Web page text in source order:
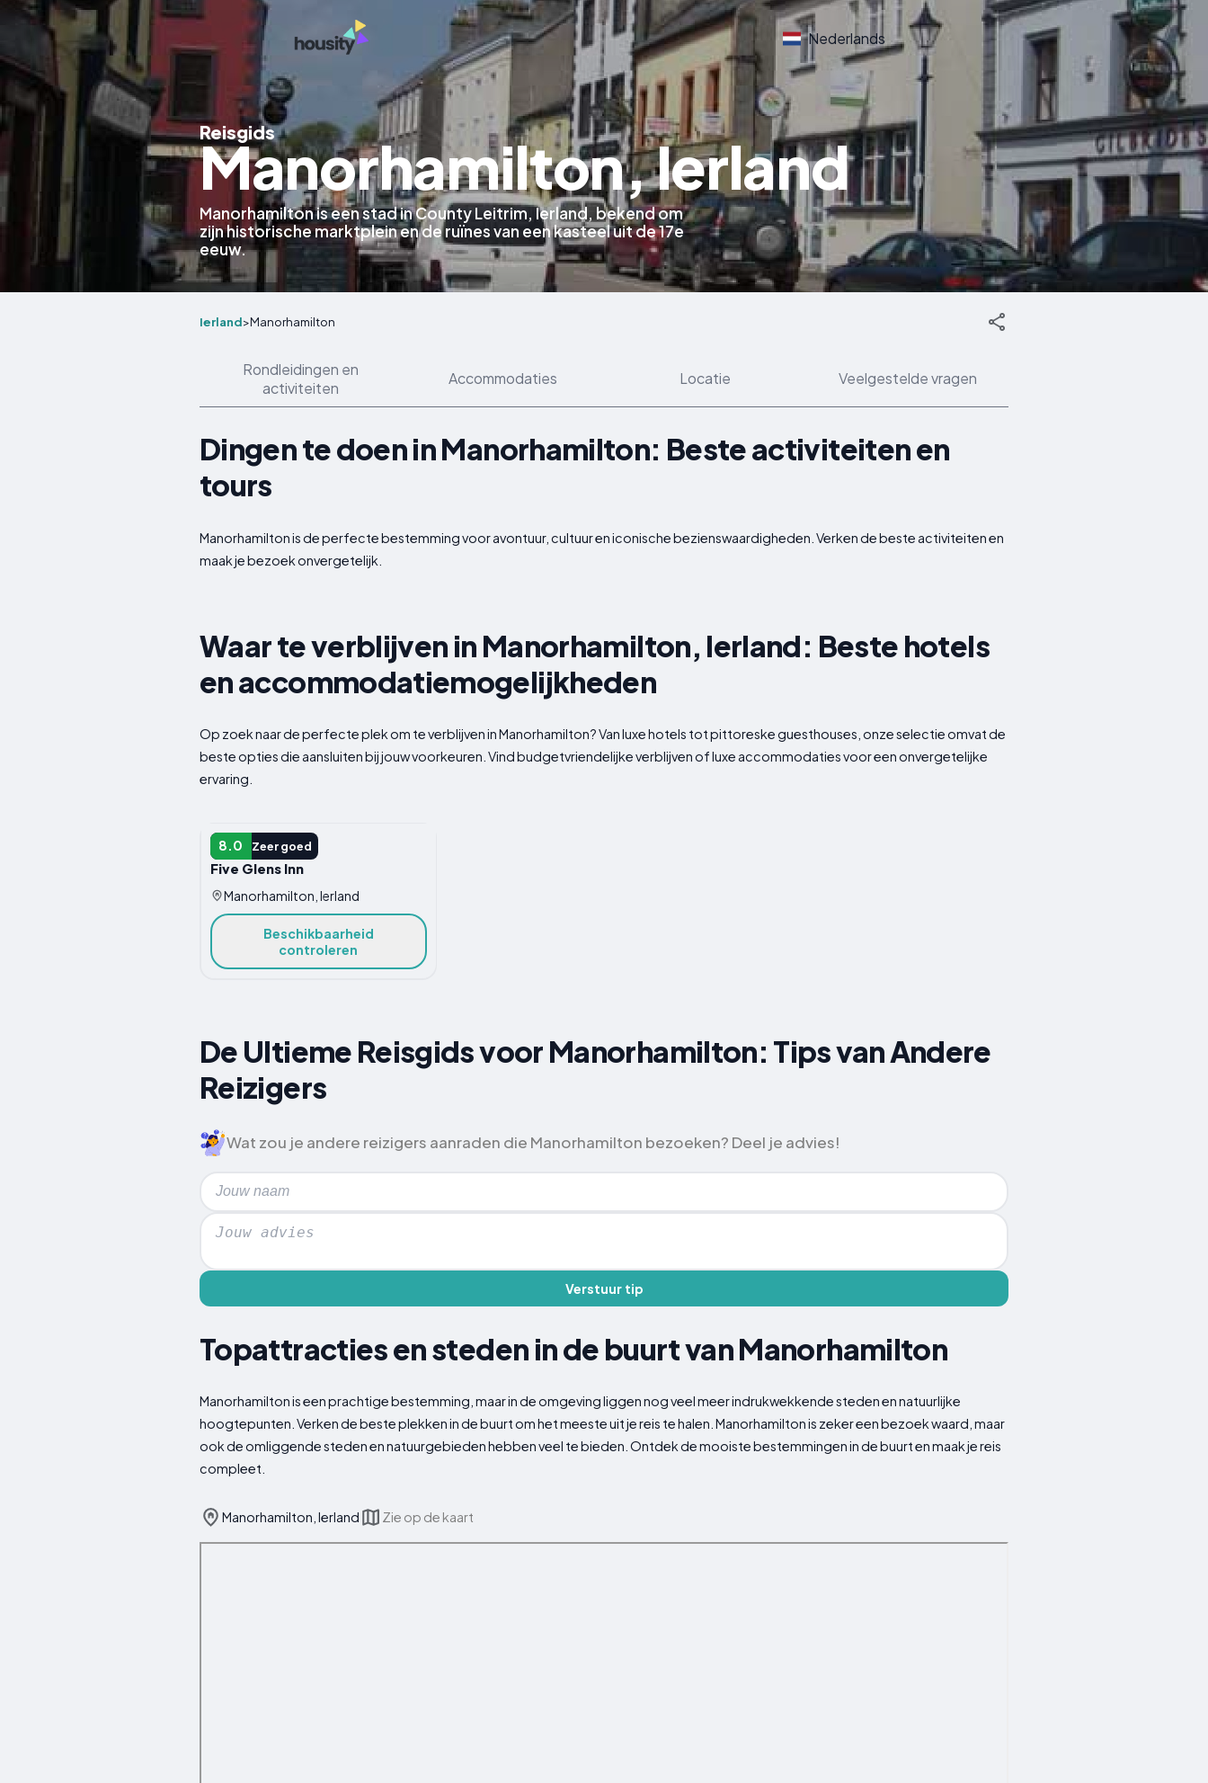
Nederlands
Reisgids
Manorhamilton, Ierland
Manorhamilton is een stad in County Leitrim, Ierland, bekend om
zijn historische marktplein en de ruïnes van een kasteel uit de 17e
eeuw.
Ierland>Manorhamilton
Rondleidingen en
activiteiten
Accommodaties Locatie Veelgestelde vragen
Dingen te doen in Manorhamilton: Beste activiteiten en
tours
Manorhamilton is de perfecte bestemming voor avontuur, cultuur en iconische bezienswaardigheden. Verken de beste activiteiten en
maak je bezoek onvergetelijk.
Waar te verblijven in Manorhamilton, Ierland: Beste hotels
en accommodatiemogelijkheden
Op zoek naar de perfecte plek om te verblijven in Manorhamilton? Van luxe hotels tot pittoreske guesthouses, onze selectie omvat de
beste opties die aansluiten bij jouw voorkeuren. Vind budgetvriendelijke verblijven of luxe accommodaties voor een onvergetelijke
ervaring.
8.0 Zeer goed
INN
Five Glens Inn
Manorhamilton, Ierland
Beschikbaarheid
controleren
De Ultieme Reisgids voor Manorhamilton: Tips van Andere
Reizigers
Wat zou je andere reizigers aanraden die Manorhamilton bezoeken? Deel je advies!
Verstuur tip
Topattracties en steden in de buurt van Manorhamilton
Manorhamilton is een prachtige bestemming, maar in de omgeving liggen nog veel meer indrukwekkende steden en natuurlijke
hoogtepunten. Verken de beste plekken in de buurt om het meeste uit je reis te halen. Manorhamilton is zeker een bezoek waard, maar
ook de omliggende steden en natuurgebieden hebben veel te bieden. Ontdek de mooiste bestemmingen in de buurt en maak je reis
compleet.
Manorhamilton, Ierland Zie op de kaart